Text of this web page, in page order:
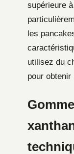
supérieure
les
utilisez du
pour obtenir